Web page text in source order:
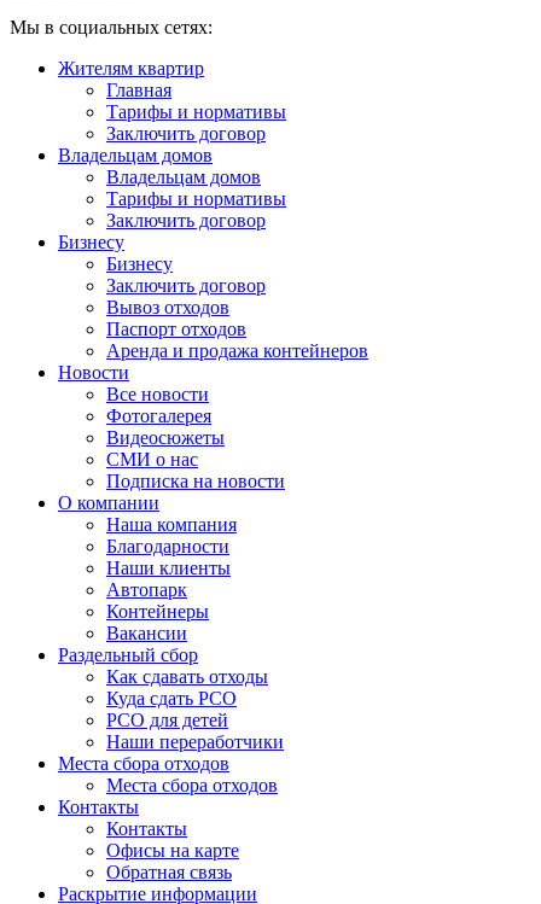
Мы в социальных сетях:
Жителям квартир
Главная
Тарифы и нормативы
Заключить договор
Владельцам домов
Владельцам домов
Тарифы и нормативы
Заключить договор
Бизнесу
Бизнесу
Заключить договор
Вывоз отходов
Паспорт отходов
Аренда и продажа контейнеров
Новости
Все новости
Фотогалерея
Видеосюжеты
СМИ о нас
Подписка на новости
О компании
Наша компания
Благодарности
Наши клиенты
Автопарк
Контейнеры
Вакансии
Раздельный сбор
Как сдавать отходы
Куда сдать РСО
РСО для детей
Наши переработчики
Места сбора отходов
Места сбора отходов
Контакты
Контакты
Офисы на карте
Обратная связь
Раскрытие информации